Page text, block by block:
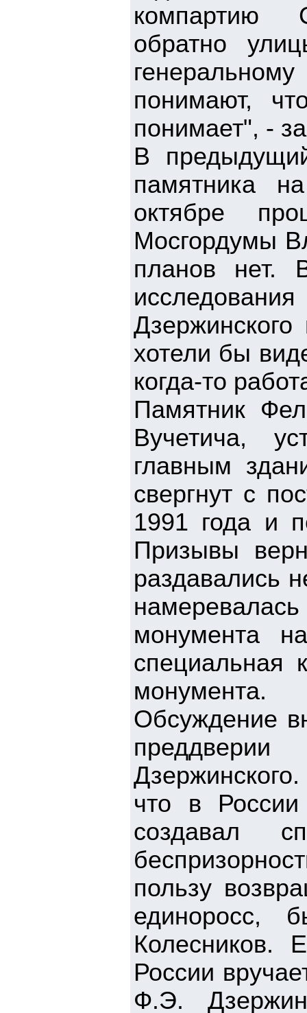
компартию
обратно
понимают,
понимает", -
В
памятника
октябре
Мосгордумы
планов
хотели бы
когда-то
Памятник
Вучетича,
главным
свергнут с
1991 года и
Призывы
раздавались
монумента
специальная
монумента.
Обсуждение
что в
создавал
пользу
единоросс,
Колесников.
России
Ф.Э.